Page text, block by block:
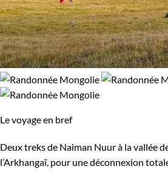
Le voyage en bref
Deux treks de Naiman Nuur à la vallée
l’Arkhangaï, pour une déconnexion